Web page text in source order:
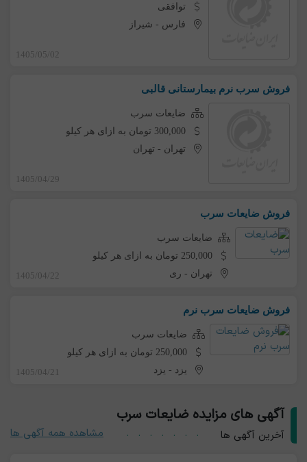
توافقی
فارس - شیراز
1405/05/02
فروش سرب نرم بیمارستانی قالبی
ضایعات سرب
300,000 تومان به ازای هر کیلو
تهران - تهران
1405/04/29
فروش ضایعات سرب
ضایعات سرب
250,000 تومان به ازای هر کیلو
تهران - ری 1405/04/22
فروش ضایعات سرب نرم
ضایعات سرب
250,000 تومان به ازای هر کیلو
یزد - یزد 1405/04/21
آگهی های مزایده ضایعات سرب
آخرین آگهی ها مشاهده همه آگهی ها